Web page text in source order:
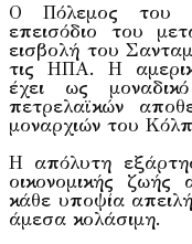
Ο Πόλεμος του
επεισόδιο του
εισβολή του
τις ΗΠΑ. Η
έχει ως
πετρελαϊκών
μοναρχιών του
Η απόλυτη
οικονομικής
κάθε υποψία
άμεσα κολάσιμη.